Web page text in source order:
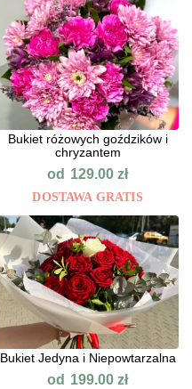
Bukiet różowych goździków i
chryzantem
od 129.00zł
DOSTAWA GRATIS
Bukiet Jedyna i Niepowtarzalna
od 199.00zł